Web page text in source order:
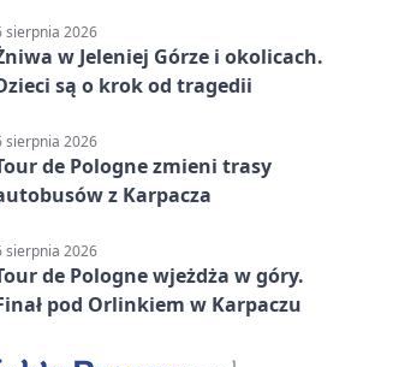
sierpnia 2026
w Jeleniej Górze i okolicach.
są o krok od tragedii
sierpnia 2026
de Pologne zmieni trasy
z Karpacza
sierpnia 2026
de Pologne wjeżdża w góry.
pod Orlinkiem w Karpaczu